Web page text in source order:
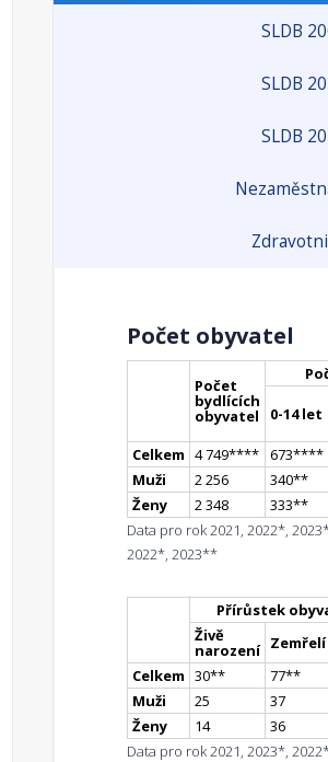
SLDB
SLDB
SLDB
Počet obyvatel
Počet
bydlících
obyvatel 0-14 let
Celkem 4 749**** 673****
Muži
2 256 340**
Ženy
2 348 333**
Data pro rok 2021, 2022*,
2022*, 2023**
Přírůstek
Živě
narození Zemřelí
Celkem 30** 77**
Muži
25 37
Ženy
14 36
Data pro rok 2021, 2023*,